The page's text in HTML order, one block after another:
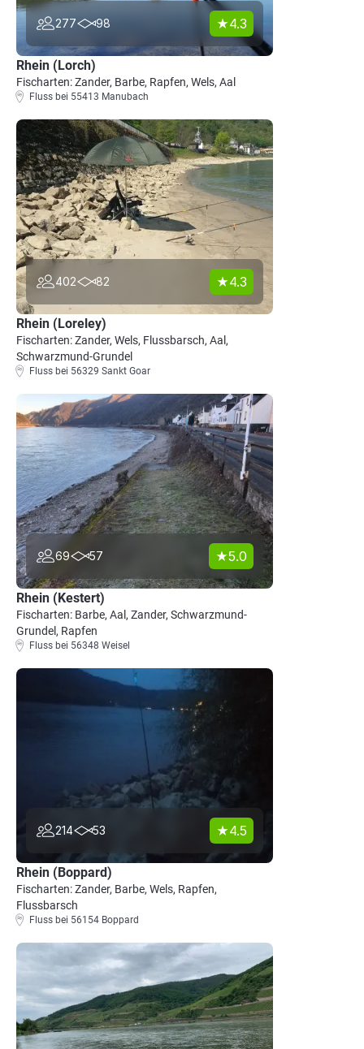
277 98 4.3
Rhein (Lorch)
Fischarten: Zander, Barbe, Rapfen, Wels, Aal
Fluss bei 55413 Manubach
402 82 4.3
Rhein (Loreley)
Fischarten: Zander, Wels, Flussbarsch, Aal,
Schwarzmund-Grundel
Fluss bei 56329 Sankt Goar
69 57 5.0
Rhein (Kestert)
Fischarten: Barbe, Aal, Zander, Schwarzmund-
Grundel, Rapfen
Fluss bei 56348 Weisel
214 53 4.5
Rhein (Boppard)
Fischarten: Zander, Barbe, Wels, Rapfen,
Flussbarsch
Fluss bei 56154 Boppard